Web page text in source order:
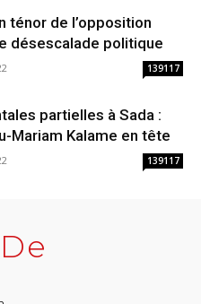
ténor de l’opposition
désescalade politique
139117
partielles à Sada :
Mariam Kalame en tête
139117